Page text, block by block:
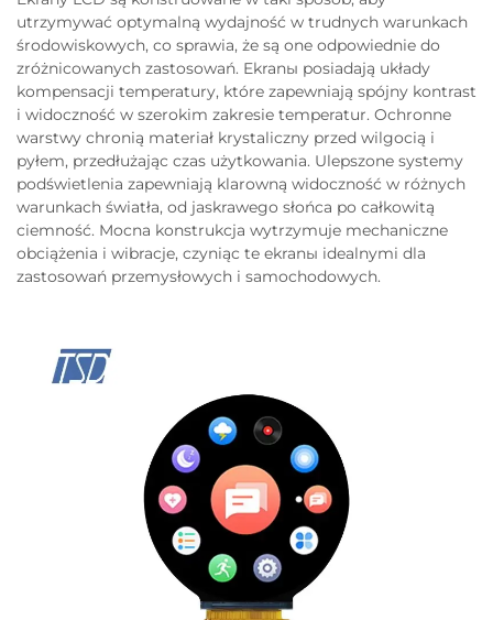
utrzymywać optymalną wydajność w trudnych warunkach
środowiskowych, co sprawia, że są one odpowiednie do
zróżnicowanych zastosowań. Ekranы posiadają układy
kompensacji temperatury, które zapewniają spójny kontrast
i widoczność w szerokim zakresie temperatur. Ochronne
warstwy chronią materiał krystaliczny przed wilgocią i
pyłem, przedłużając czas użytkowania. Ulepszone systemy
podświetlenia zapewniają klarowną widoczność w różnych
warunkach światła, od jaskrawego słońca po całkowitą
ciemność. Mocna konstrukcja wytrzymuje mechaniczne
obciążenia i wibracje, czyniąc te ekranы idealnymi dla
zastosowań przemysłowych i samochodowych.